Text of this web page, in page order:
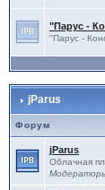
"Парус -
"Парус -
jParus
Форум
jParus
Облачная